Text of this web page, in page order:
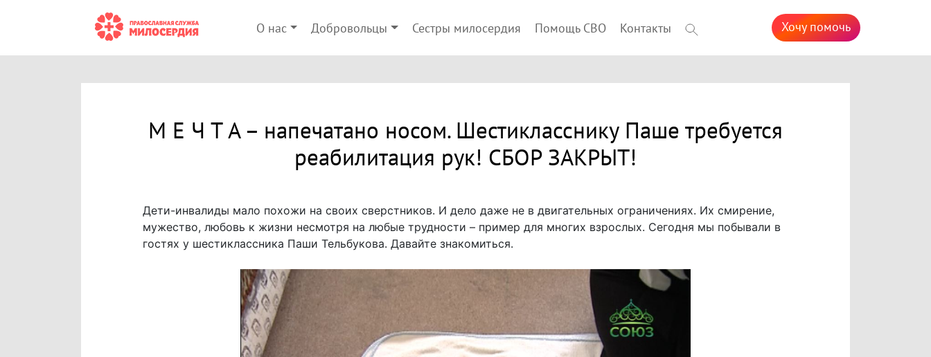
О нас Добровольцы Сестры милосердия Помощь СВО Контакты Хочу помочь
М Е Ч Т А – напечатано носом. Шестикласснику Паше требуется
реабилитация рук! СБОР ЗАКРЫТ!
Дети-инвалиды мало похожи на своих сверстников. И дело даже не в двигательных ограничениях. Их смирение,
мужество, любовь к жизни несмотря на любые трудности – пример для многих взрослых. Сегодня мы побывали в
гостях у шестиклассника Паши Тельбукова. Давайте знакомиться.